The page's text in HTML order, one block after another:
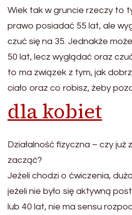
Wiek tak w gruncie rzeczy to
prawo posiadać 55 lat, ale
czuć się na 35. Jednakże
50 lat, lecz wyglądać oraz
to ma związek z tym, jak
ciało oraz co robisz, żeby
dla kobiet
Działalność fizyczna – czy już
zacząć?
Jeżeli chodzi o ćwiczenia,
jeżeli nie było się aktywną
lub 40 lat, nie ma sensu